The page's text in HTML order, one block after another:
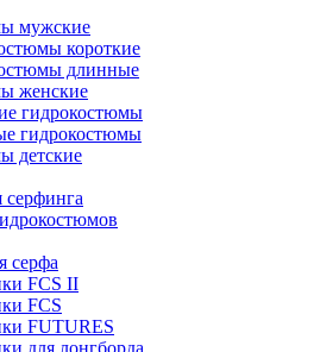
мужские
короткие
длинные
женские
гидрокостюмы
гидрокостюмы
детские
серфинга
серфа
FCS II
FCS
FUTURES
для лонгборда